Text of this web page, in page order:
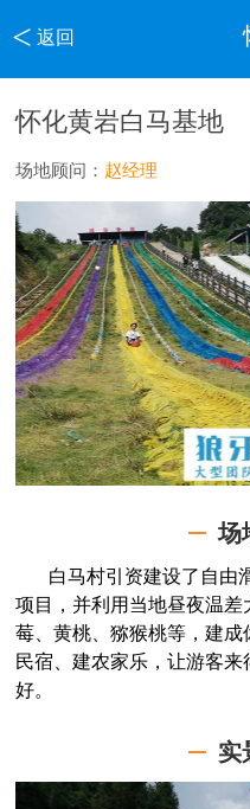
< 返回
怀化黄岩白马基地
场地顾问： 赵经理
场
白马村引资建设了自由
项目，并利用当地昼夜温
莓、黄桃、猕猴桃等，建
民宿、建农家乐，让游客
好。
实